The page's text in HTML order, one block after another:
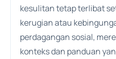
kesulitan tetap terlibat
kerugian atau
perdagangan sosial,
konteks dan panduan